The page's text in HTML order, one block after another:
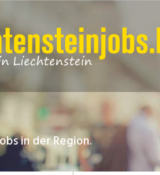
in der Region.